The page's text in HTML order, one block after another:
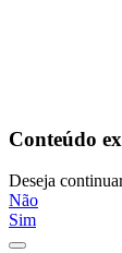
Conteúdo
Deseja
Não
Sim